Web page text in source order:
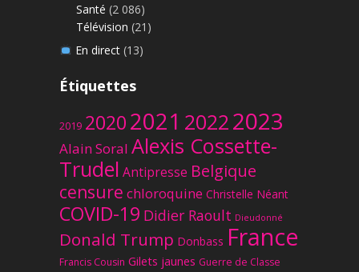
Santé (2 086)
Télévision (21)
En direct(13)
Étiquettes
2019 20202021 20222023
Alain Soral Alexis Cossette-
Trudel Antipresse Belgique
censure chloroquine Christelle Néant
COVID-19 Didier Raoult Dieudonné
Donald Trump Donbass France
Francis Cousin Gilets jaunes Guerre de Classe